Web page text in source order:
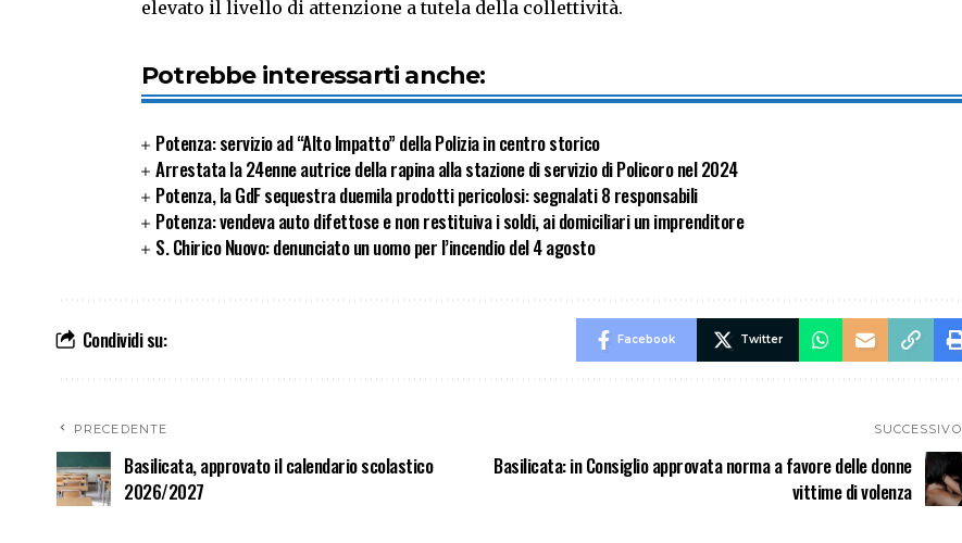
elevato il livello di attenzione a tutela della collettività.
Potrebbe interessarti anche:
Potenza: servizio ad “Alto Impatto” della Polizia in centro storico
Arrestata la 24enne autrice della rapina alla stazione di servizio di Policoro nel 2024
Potenza, la GdF sequestra duemila prodotti pericolosi: segnalati 8 responsabili
Potenza: vendeva auto difettose e non restituiva i soldi, ai domiciliari un imprenditore
S. Chirico Nuovo: denunciato un uomo per l’incendio del 4 agosto
Condividi su: Facebook Twitter
PRECEDENTE
Basilicata, approvato il calendario scolastico
2026/2027
SUCCESSIVO
Basilicata: in Consiglio approvata norma a favore delle donne
vittime di volenza